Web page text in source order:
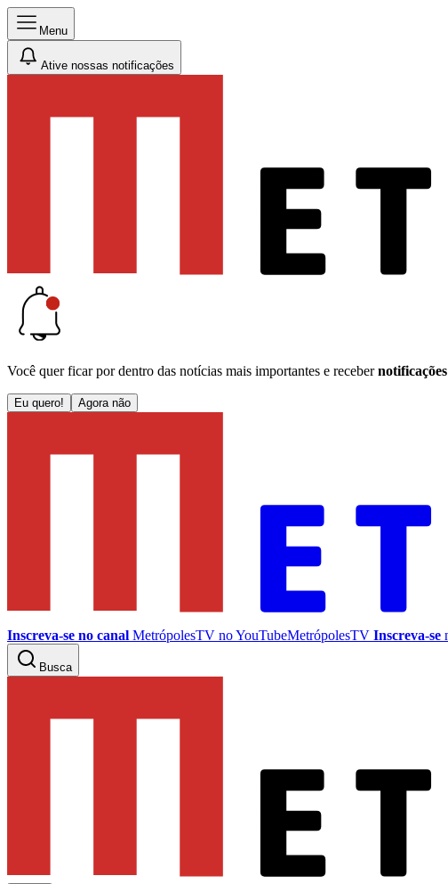
Menu
Ative nossas notificações
Você quer ficar por dentro das notícias mais importantes e receber
Eu quero! Agora não
Inscreva-se no canal MetrópolesTV noYouTubeMetrópolesTV Inscreva-se
Busca